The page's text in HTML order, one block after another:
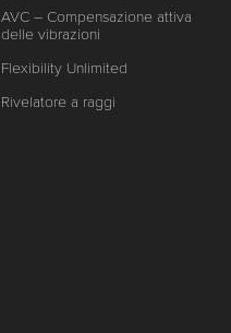
AVC – Compensazione attiva
delle vibrazioni
Flexibility Unlimited
Rivelatore a raggi